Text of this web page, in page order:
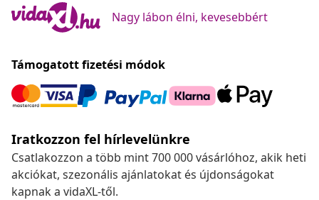
Nagy lábon élni, kevesebbért
Támogatott fizetési módok
Iratkozzon fel hírlevelünkre
Csatlakozzon a több mint 700 000 vásárlóhoz, akik heti
akciókat, szezonális ajánlatokat és újdonságokat
kapnak a vidaXL-től.